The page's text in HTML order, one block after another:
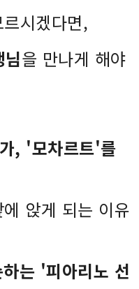
시겠다면,
을 만나게 해야
, '모차르트'를
앉게 되는 이유
는 '피아리노 선